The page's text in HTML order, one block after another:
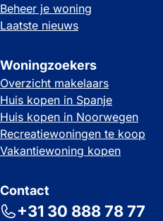
Beheer je woning
Laatste nieuws
Woningzoekers
Overzicht makelaars
Huis kopen in Spanje
Huis kopen in Noorwegen
Recreatiewoningen te koop
Vakantiewoning kopen
Contact
+31 30 888 78 77